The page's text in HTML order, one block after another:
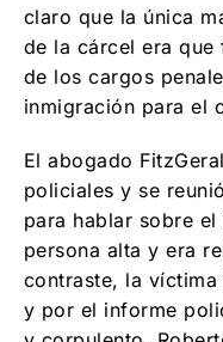
claro que la única
de la cárcel era
de los cargos
inmigración para el
El abogado
policiales y se
para hablar sobre
persona alta y era
contraste, la
y por el informe